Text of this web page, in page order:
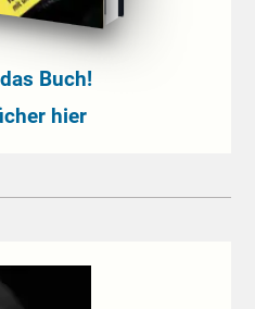
Buch!
hier